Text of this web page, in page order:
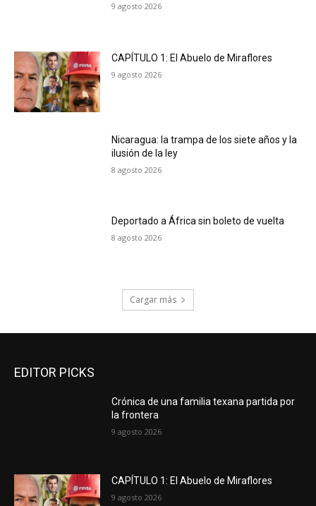
9 agosto 2026
CAPÍTULO 1: El Abuelo de Miraflores
9 agosto 2026
Nicaragua: la trampa de los siete años y la
ilusión de la ley
8 agosto 2026
Deportado a África sin boleto de vuelta
8 agosto 2026
Cargar más
EDITOR PICKS
Crónica de una familia texana partida por
la frontera
9 agosto 2026
CAPÍTULO 1: El Abuelo de Miraflores
9 agosto 2026